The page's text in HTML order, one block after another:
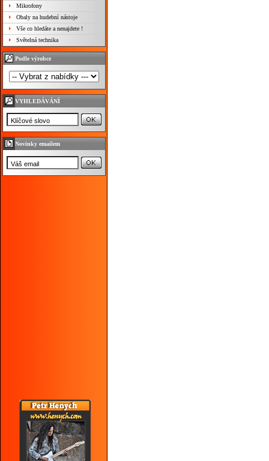
Mikrofony
Obaly na hudební nástoje
Vše co hledáte a nenajdete !
Světelná technika
Podle výrobce
VYHLEDÁVÁNÍ
Novinky emailem